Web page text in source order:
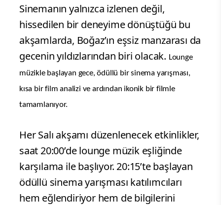
Sinemanın yalnızca izlenen değil,
hissedilen bir deneyime dönüştüğü bu
akşamlarda, Boğaz’ın eşsiz manzarası da
gecenin yıldızlarından biri olacak. Lounge
müzikle başlayan gece, ödüllü bir sinema yarışması,
kısa bir film analizi ve ardından ikonik bir filmle
tamamlanıyor.
Her Salı akşamı düzenlenecek etkinlikler,
saat 20:00’de lounge müzik eşliğinde
karşılama ile başlıyor. 20:15’te başlayan
ödüllü sinema yarışması katılımcıları
hem eğlendiriyor hem de bilgilerini